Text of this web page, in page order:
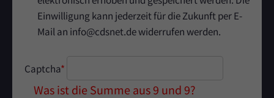
Einwilligung kann jederzeit für die Zukunft per E-
Mail an info@cdsnet.de widerrufen werden.
Captcha*
Was ist die Summe aus 9 und 9?